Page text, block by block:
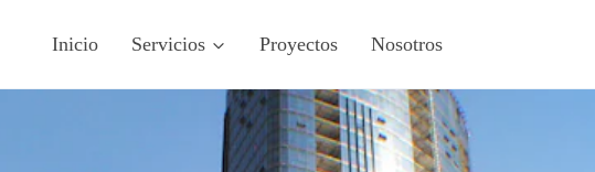
Inicio Servicios Proyectos Nosotros